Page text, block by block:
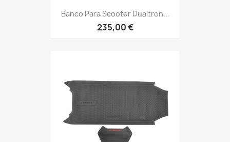
Banco Para Scooter Dualtron...
235,00 €